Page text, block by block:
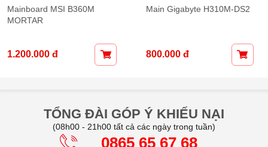
MSI B360M
đ
Main Gigabyte H310M-DS2
800.000 đ
TỔNG ĐÀI GÓP Ý KHIẾU NẠI
(08h00 - 21h00 tất cả các ngày trong tuần)
0865 65 67 68